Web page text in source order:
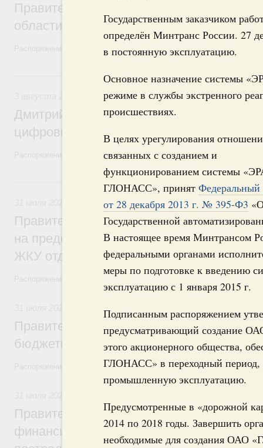
Государственным заказчиком
определён Минтранс России. 27
в постоянную эксплуатацию.
Основное назначение системы
режиме в службы экстренного
происшествиях.
В целях урегулирования
связанных с созданием и
функционированием системы
ГЛОНАСС», принят Федеральный
от 28 декабря 2013 г. № 395-Ф3
Государственной
В настоящее время Минтрансом
федеральными органами
меры по подготовке к
эксплуатацию с 1 января 2015 г.
Подписанным распоряжением
предусматривающий создание
этого акционерного общества,
ГЛОНАСС» в переходный период,
промышленную эксплуатацию.
Предусмотренные в «дорожной
2014 по 2018 годы. Завершить
необходимые для создания ОАО
Правительство увеличило объём
области в рамках федерального
Распоряжение от 3 августа 2026 года №2067-р
3 августа, понедельник
Регулирование в сфере торговли.
Дмитрий Григоренко возглавил штаб по
цифровых платформ
Распоряжение от 25 июля 2026 года №1966-р
31 июля, пятница
Социальная поддержка отдельных
Правительство направит регионам
на предоставление мер социальной
ЖКУ отдельным категориям граждан
Распоряжение от 30 июля 2026 года №2032-р
Правительство спишет часть
бюджетным кредитам ещё двум
Распоряжение от 29 июля 2026 года №2016-р
Правительство выделило
финансирование Дагестану и Чечне на